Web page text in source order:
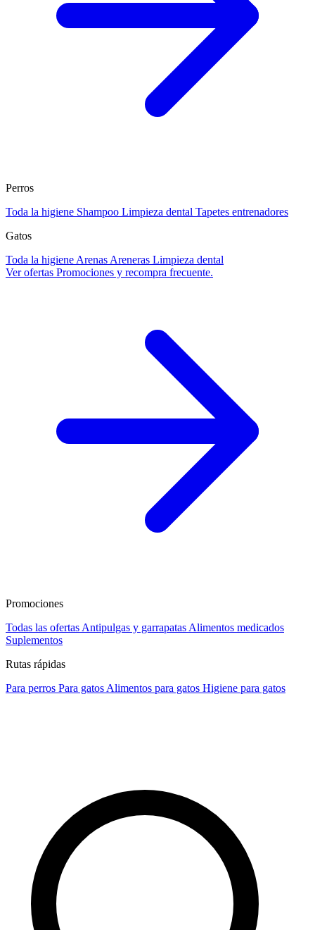
Perros
Toda la higiene Shampoo Limpieza dental Tapetes entrenadores
Gatos
Toda la higiene Arenas Areneras Limpieza dental
Ver ofertas Promociones y recompra frecuente.
Promociones
Todas las ofertas Antipulgas y garrapatas Alimentos medicados
Suplementos
Rutas rápidas
Para perros Para gatos Alimentos para gatos Higiene para gatos